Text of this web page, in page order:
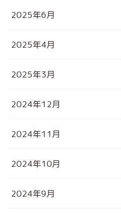
2025年6月
2025年4月
2025年3月
2024年12月
2024年11月
2024年10月
2024年9月